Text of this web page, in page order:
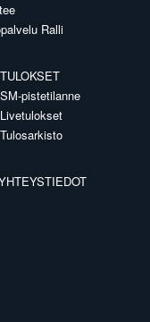
Ralli
TULOKSET
SM-pistetilanne
Livetulokset
Tulosarkisto